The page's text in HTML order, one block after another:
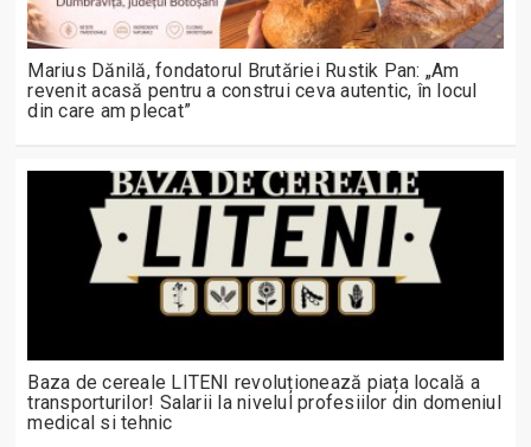
Marius Dănilă, fondatorul Brutăriei Rustik Pan: „Am
revenit acasă pentru a construi ceva autentic, în locul
din care am plecat”
Baza de cereale LITENI revoluționează piața locală a
transporturilor! Salarii la nivelul profesiilor din domeniul
medical si tehnic